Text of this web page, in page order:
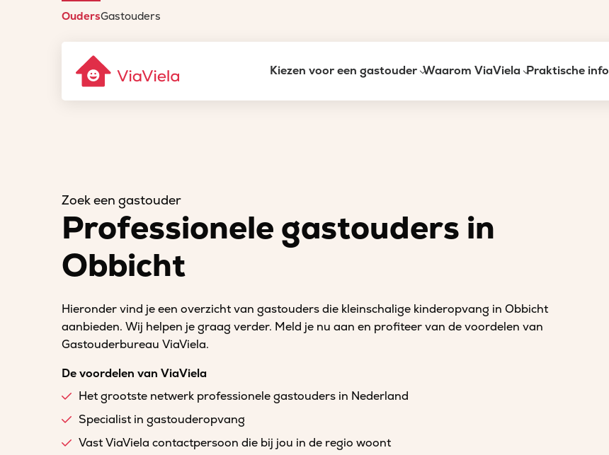
OudersGastouders
Kiezen voor een gastouder Waarom ViaViela Praktische info
Zoek een gastouder
Professionele gastouders in
Obbicht
Hieronder vind je een overzicht van gastouders die kleinschalige kinderopvang in Obbicht
aanbieden. Wij helpen je graag verder. Meld je nu aan en profiteer van de voordelen van
Gastouderbureau ViaViela.
De voordelen van ViaViela
Het grootste netwerk professionele gastouders in Nederland
Specialist in gastouderopvang
Vast ViaViela contactpersoon die bij jou in de regio woont